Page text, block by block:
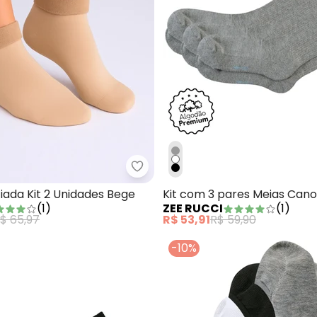
Cano Curto Preto Dukali - Meia Peluciada Kit 2
Kit 2 Unidades Bege
(1)
65,97
Kit com 3 pares Meias
Algodão Cinza
ZEE RUCCI (1)
R$ 53,91R$ 59,90
-10%